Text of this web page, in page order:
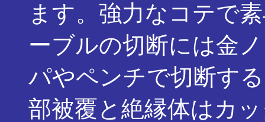
ます。強力なコテで
ーブルの切断には金
パやペンチで切断す
部被覆と絶縁体はカ